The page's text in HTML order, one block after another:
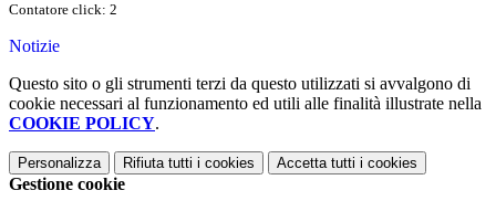
Contatore click: 2
Notizie
Questo sito o gli strumenti terzi da questo utilizzati si avvalgono di
cookie necessari al funzionamento ed utili alle finalità illustrate nella
COOKIE POLICY.
Personalizza Rifiuta tutti i cookies Accetta tutti i cookies
Gestione cookie